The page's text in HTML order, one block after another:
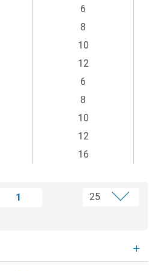
6
8
10
12
6
8
10
12
16
1